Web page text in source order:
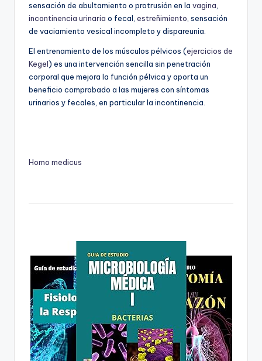
sensación de abultamiento o protrusión en la vagina
incontinencia urinaria o fecal, estreñimiento , sensación
de vaciamiento vesical incompleto y dispareunia.
El entrenamiento de los músculos pélvicos (ejercicios de
Kegel) es una intervención sencilla sin penetración
corporal que mejora la función pélvica y aporta un
beneficio comprobado a las mujeres con síntomas
urinarios y fecales, en particular la incontinencia.
Homo medicus